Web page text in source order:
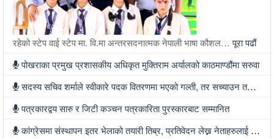
रहेको स्टेप वाई स्टेप मा. वि.मा अन्तरसदनात्मक नेपाली भाषा कौशल…पूरा पढौं
पोखराका प्रमुख प्रशासकीय अधिकृत मुक्तिराम अर्यालको काठमाण्डौंमा सरुवा
सदस्य सचिव शर्माले स्वीकारे पदक वितरणमा भएको गल्ती, तर सच्याउन तयार भएनन्
पत्रकारद्वय सारु र जिटी कञ्चन पत्रकारिता पुरस्कारबाट सम्मानित
कांग्रेसमा संस्थापन इतर भेलाको तयारी तिब्र, प्रतिवेदन लेख्न नेताहरुलाई जिम्मेवारी, भेलामा सहभागी हुन देउवा फर्कदैं